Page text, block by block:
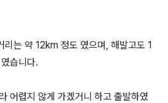
리는 약 12km 정도 였으며, 해발고도 1
습니다.
어렵지 않게 가겠거니 하고 출발하였